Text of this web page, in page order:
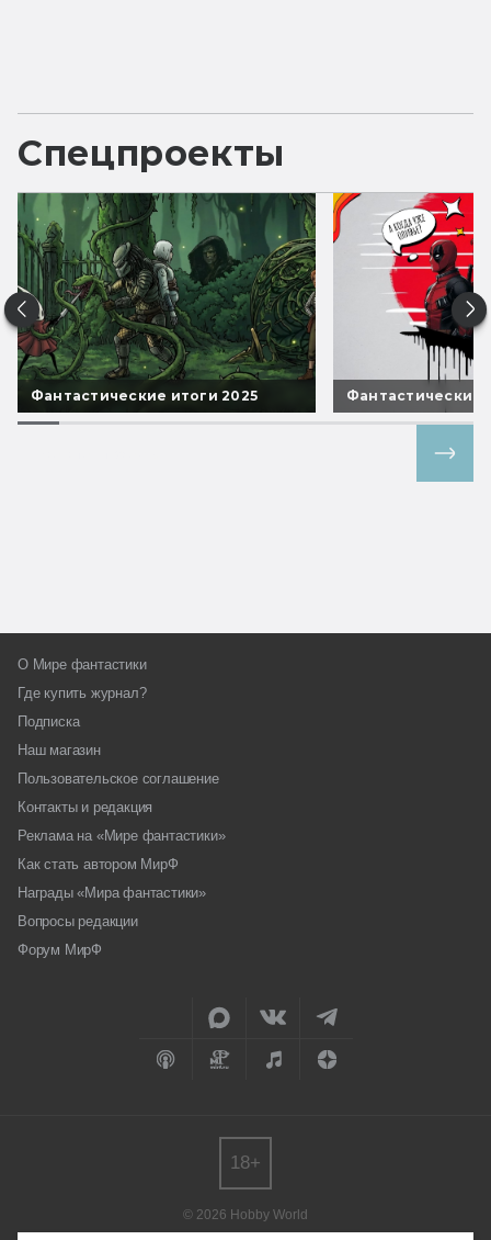
Спецпроекты
Фантастические итоги 2025 Фантастические
О Мире фантастики
Где купить журнал?
Подписка
Наш магазин
Пользовательское соглашение
Контакты и редакция
Реклама на «Мире фантастики»
Как стать автором МирФ
Награды «Мира фантастики»
Вопросы редакции
Форум МирФ
© 2026 Hobby World
18+